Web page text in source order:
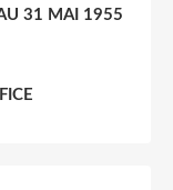
31 MAI 1955